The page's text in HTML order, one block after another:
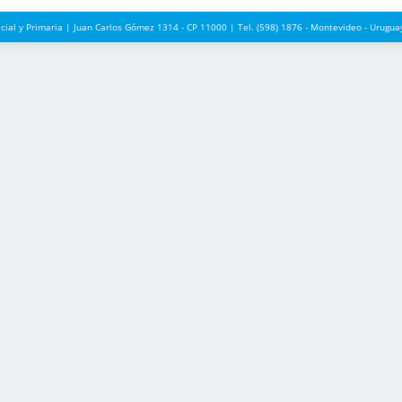
y Primaria | Juan Carlos Gómez 1314 - CP 11000 | Tel. (598) 1876 - Montevideo -